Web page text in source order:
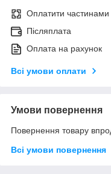
Оплатити частинами
Післяплата
Оплата на рахунок
Всі умови оплати
Умови повернення
Повернення товару
Всі умови повернення